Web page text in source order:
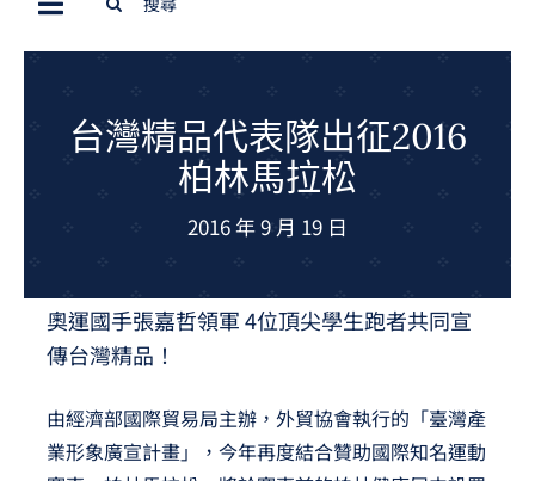
Toggle
Navigation
生活美學
夢想購物
台灣精品代表隊出征2016
柏林馬拉松
2016 年 9 月 19 日
奧運國手張嘉哲領軍 4位頂尖學生跑者共同宣
傳台灣精品！
由經濟部國際貿易局主辦，外貿協會執行的「臺灣產
業形象廣宣計畫」，今年再度結合贊助國際知名運動